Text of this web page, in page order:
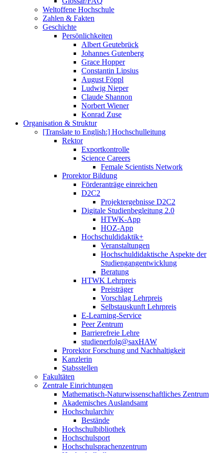
Weltoffene Hochschule
Zahlen & Fakten
Geschichte
Persönlichkeiten
Albert Geutebrück
Johannes Gutenberg
Grace Hopper
Constantin Lipsius
August Föppl
Ludwig Nieper
Claude Shannon
Norbert Wiener
Konrad Zuse
Organisation & Struktur
[Translate to English:] Hochschulleitung
Rektor
Exportkontrolle
Science Careers
Female Scientists Network
Prorektor Bildung
Förderanträge einreichen
D2C2
Projektergebnisse D2C2
Digitale Studienbegleitung 2.0
HTWK-App
HOZ-App
Hochschuldidaktik+
Veranstaltungen
Hochschuldidaktische Aspekte der
Studiengangentwicklung
Beratung
HTWK Lehrpreis
Preisträger
Vorschlag Lehrpreis
Selbstauskunft Lehrpreis
E-Learning-Service
Peer Zentrum
Barrierefreie Lehre
studienerfolg@saxHAW
Prorektor Forschung und Nachhaltigkeit
Kanzlerin
Stabsstellen
Fakultäten
Zentrale Einrichtungen
Mathematisch-Naturwissenschaftliches Zentrum
Akademisches Auslandsamt
Hochschularchiv
Bestände
Hochschulbibliothek
Hochschulsport
Hochschulsprachenzentrum